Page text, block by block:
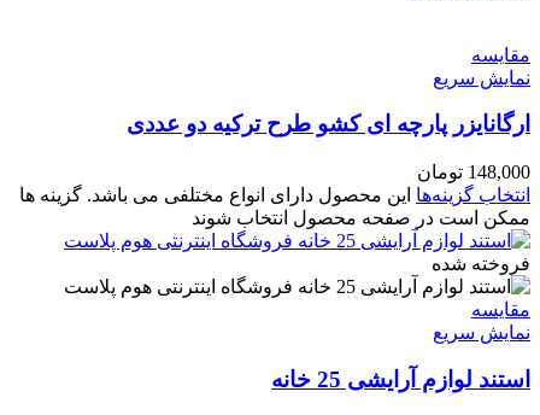
مقايسه
نمایش سریع
ارگانایزر پارچه ای کشو طرح ترکیه دو عددی
148,000 تومان
انتخاب گزینه‌ها این محصول دارای انواع مختلفی می باشد. گزینه ها
ممکن است در صفحه محصول انتخاب شوند
فروخته شده
مقايسه
نمایش سریع
استند لوازم آرایشی 25 خانه